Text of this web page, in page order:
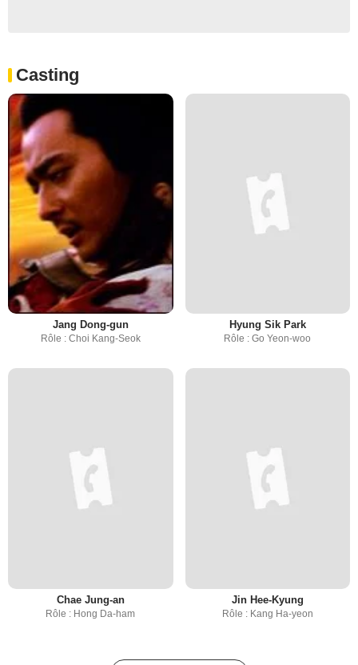
Casting
Jang Dong-gun
Rôle : Choi Kang-Seok
Hyung Sik Park
Rôle : Go Yeon-woo
Chae Jung-an
Rôle : Hong Da-ham
Jin Hee-Kyung
Rôle : Kang Ha-yeon